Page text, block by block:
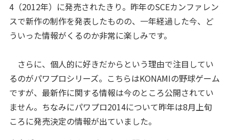
4（2012年）に発売されたきり。昨年のSCEカンファレン
スで新作の制作を発表したものの、一年経過した今、ど
ういった情報がくるのか非常に楽しみです。
さらに、個人的に好きだからという理由で注目してい
るのがパワプロシリーズ。こちらはKONAMIの野球ゲーム
ですが、最新作に関する情報は今のところ公開されてい
ません。ちなみにパワプロ2014について昨年は8月上旬
ころに発売決定の情報が出ていました。